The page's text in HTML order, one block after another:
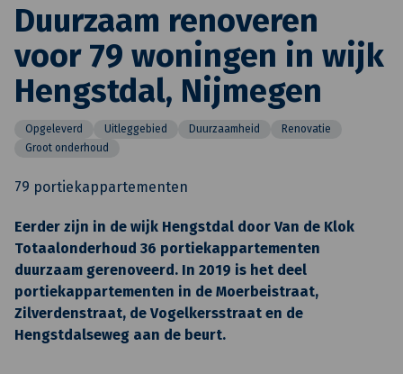
Duurzaam renoveren
voor 79 woningen in wijk
Hengstdal, Nijmegen
Opgeleverd Uitleggebied Duurzaamheid
Renovatie
Groot onderhoud
79 portiekappartementen
Eerder zijn in de wijk Hengstdal door Van de Klok
Totaalonderhoud 36 portiekappartementen
duurzaam gerenoveerd. In 2019 is het deel
portiekappartementen in de Moerbeistraat,
Zilverdenstraat, de Vogelkersstraat en de
Hengstdalseweg aan de beurt.